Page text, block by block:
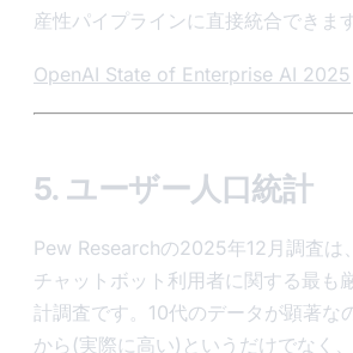
産性パイプラインに直接統合できます
OpenAI State of Enterprise AI 2025
5. ユーザー人口統計
Pew Researchの2025年12月調査は
チャットボット利用者に関する最も
計調査です。10代のデータが顕著な
から(実際に高い)というだけでなく